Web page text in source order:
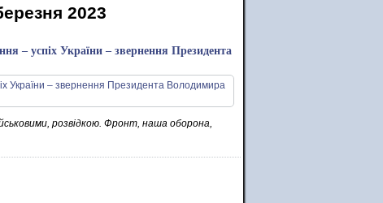
2023
– успіх України – звернення Президента
розвідкою. Фронт, наша оборона,